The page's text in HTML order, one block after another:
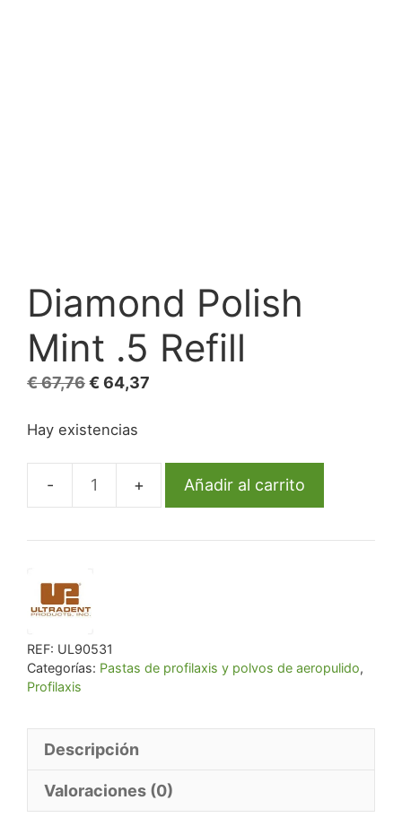
Diamond Polish
Mint .5 Refill
€67,76El
original
€ 67,76.
€ 64,37
€ 64,37.
Hay existencias
Diamond
Mint
Añadir al carrito
REF: UL90531
Categorías: Pastas de profilaxis y polvos de aeropulido,
Profilaxis
Descripción
Valoraciones (0)